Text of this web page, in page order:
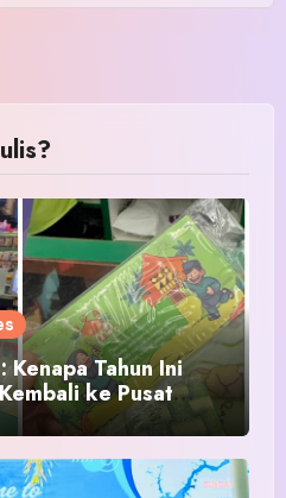
Kenapa Tahun Ini
ke Pusat